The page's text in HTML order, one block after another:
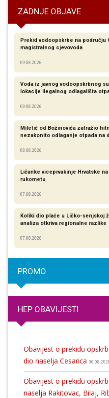
ZADNJE OBJAVE
Prekid vodoopskrbe na području
magistralnog cjevovoda
09.08.2026
Voda iz javnog vodoopskrbnog
lokacije ilegalnog odlagališta
09.08.2026
Miletić od Božinovića zatražio
nezakonito odlaganje otpada na
08.08.2026
Ličanke viceprvakinje Hrvatske
rukometu
07.08.2026
Koliki dio plaće u Ličko-senjskoj
analiza otkriva regionalne razlike​
07.08.2026
PROMO
HEP OBAVIJESTI
Obavijest o prekidu
dio naselja Cesarica
Obavijest o prekidu
naselja Rakitovac, Bilaj,